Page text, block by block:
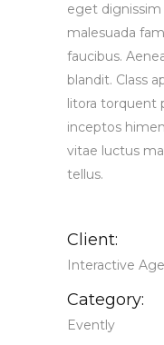
eget
malesuada
faucibus.
blandit. Class
litora torquent
inceptos
vitae luctus
tellus.
Client:
Interactive
Category:
Evently